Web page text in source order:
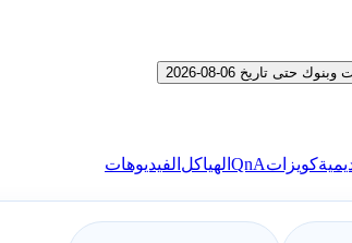
تاريخ 06-08-2026
كويزاتQnA الهياكل الفيديوهات